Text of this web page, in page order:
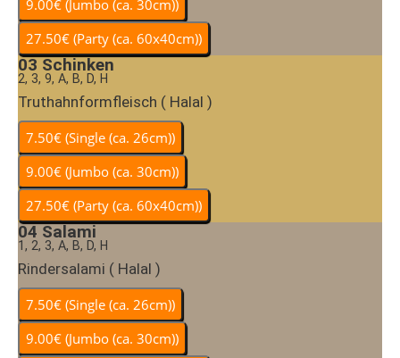
03 Schinken
2, 3, 9, A, B, D, H
Truthahnformfleisch ( Halal )
04 Salami
1, 2, 3, A, B, D, H
Rindersalami ( Halal )